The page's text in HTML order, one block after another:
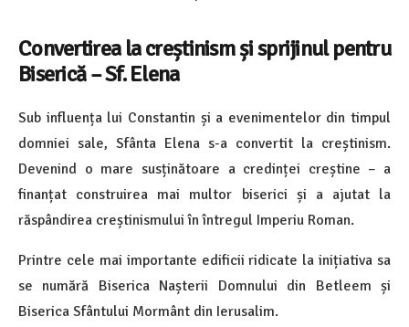
Convertirea la creștinism și sprijinul pentru
Biserică – Sf. Elena
Sub influența lui Constantin și a evenimentelor din timpul
domniei sale, Sfânta Elena s-a convertit la creștinism.
Devenind o mare susținătoare a credinței creștine – a
finanțat construirea mai multor biserici și a ajutat la
răspândirea creștinismului în întregul Imperiu Roman.
Printre cele mai importante edificii ridicate la inițiativa sa
se numără Biserica Nașterii Domnului din Betleem și
Biserica Sfântului Mormânt din Ierusalim.